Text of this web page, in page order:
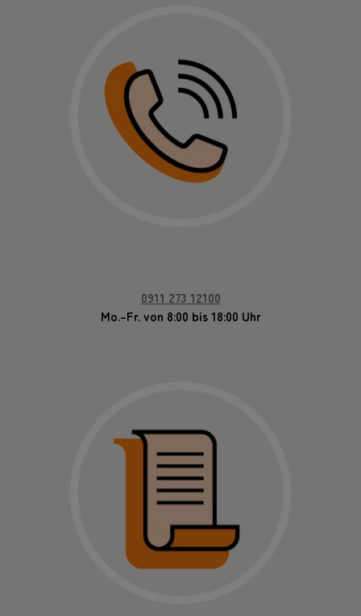
0911 273 12100
Mo.–Fr. von 8:00 bis 18:00 Uhr